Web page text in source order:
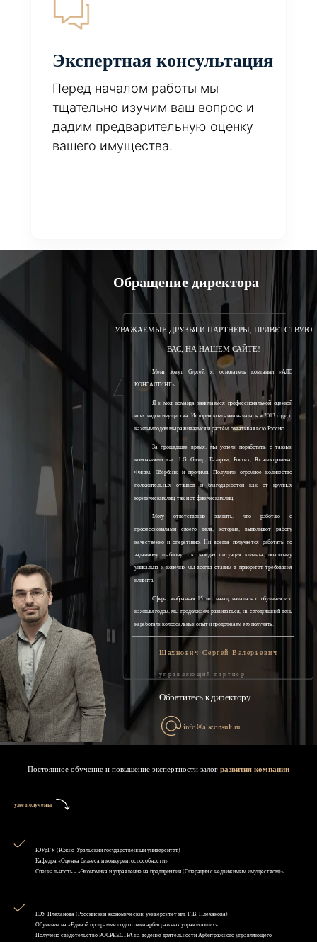
Экспертная консультация
Перед началом работы мы
тщательно изучим ваш вопрос и
дадим предварительную оценку
вашего имущества.
Обращение директора
УВАЖАЕМЫЕ ДРУЗЬЯ И ПАРТНЕРЫ, ПРИВЕТСТВУЮ
ВАС, НА НАШЕМ САЙТЕ!
Меня зовут Сергей, я, основатель компании «АЛС
КОНСАЛТИНГ».
Я и моя команда занимаемся профессиональной оценкой
всех видов имущества. История компании началась в 2013 году, с
каждым годом мы развиваемся и растём, охватывая всю Россию.
За прошедшее время, мы успели поработать с такими
компаниями как: LG Group, Газпром, Ростех, Росэлектроника,
Финам, Сбербанк и прочими. Получили огромное количество
положительных отзывов и благодарностей как от крупных
юридических лиц, так и от физических лиц.
Могу ответственно заявить, что работаю с
профессионалами своего дела, которые, выполняют работу
качественно и оперативно. Ни всегда получается работать по
заданному шаблону, т.к. каждая ситуация клиента, по-своему
уникальна и конечно мы всегда ставим в приоритет требования
клиента.
Сфера, выбранная 15 лет назад, началась с обучения и с
каждым годом, мы продолжаем развиваться, на сегодняшний день
наработали колоссальный опыт и продолжаем его получать.
Шахнович Сергей Валерьевич
управляющий партнер
Обратитесь к директору
info@alsconsult.ru
Постоянное обучение и повышение экспертности залог развития компании
уже получены
ЮУрГУ (Южно-Уральский государственный университет)
Кафедра «Оценка бизнеса и конкурентоспособности»
Специальность - «Экономика и управление на предприятии (Операции с недвижимым имуществом)»
РЭУ Плеханова (Российский экономический университет им. Г.В. Плеханова)
Обучение на «Единой программе подготовки арбитражных управляющих»
Получено свидетельство РОСРЕЕСТРА на ведение деятельности Арбитражного управляющего